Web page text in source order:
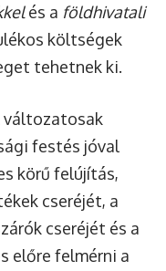
és a földhivatali
költségek
tehetnek ki.
változatosak
festés jóval
körű felújítás,
cseréjét, a
cseréjét és a
előre felmérni a